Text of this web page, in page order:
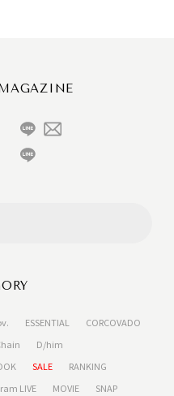
ESSENTIAL
CORCOVADO
D/him
SALE
RANKING
LIVE MOVIE SNAP